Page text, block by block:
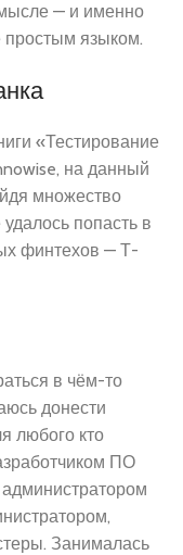
— и именно
простым языком.
«Тестирование
на данный
множество
попасть в
финтехов — Т-
в чём-то
донести
любого кто
ПО
Занималась